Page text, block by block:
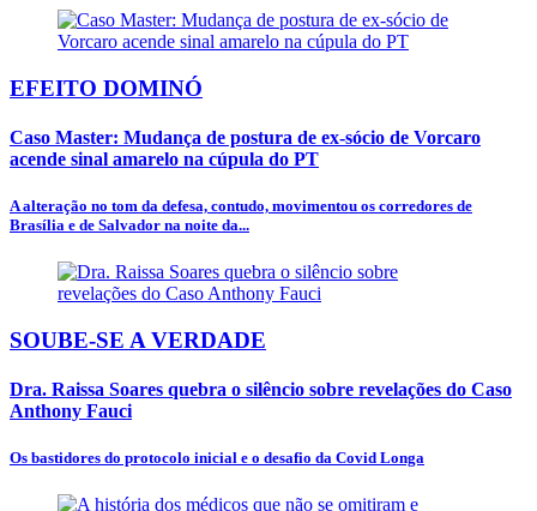
EFEITO DOMINÓ
Caso Master: Mudança de postura de ex-sócio de Vorcaro
acende sinal amarelo na cúpula do PT
A alteração no tom da defesa, contudo, movimentou os corredores de
Brasília e de Salvador na noite da...
SOUBE-SE A VERDADE
Dra. Raissa Soares quebra o silêncio sobre revelações do Caso
Anthony Fauci
Os bastidores do protocolo inicial e o desafio da Covid Longa